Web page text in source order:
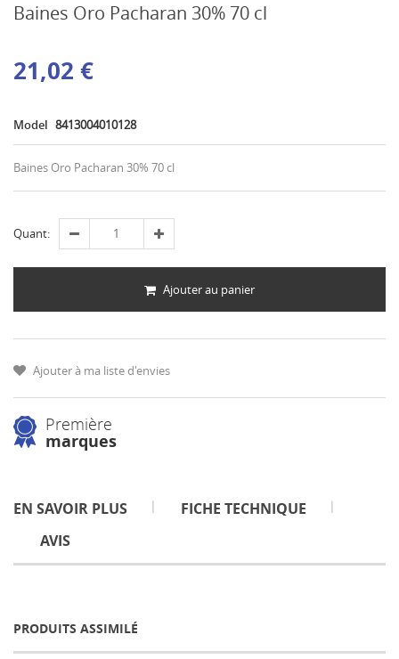
Baines Oro Pacharan 30% 70 cl
21,02 €
Model 8413004010128
Baines Oro Pacharan 30% 70 cl
Quant:
Ajouter au panier
Ajouter à ma liste d'envies
Première
marques
EN SAVOIR PLUS
FICHE TECHNIQUE
AVIS
PRODUITS ASSIMILÉ